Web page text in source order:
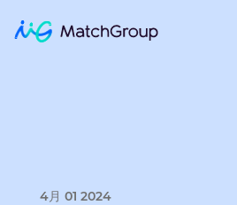
4月 01 2024